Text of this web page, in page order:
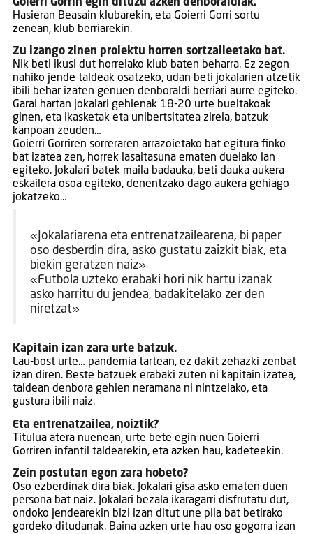
Goierri Gorrin egin dituzu azken denboraldiak.
Hasieran Beasain klubarekin, eta Goierri Gorri sortu
zenean, klub berriarekin.
Zu izango zinen proiektu horren sortzaileetako bat.
Nik beti ikusi dut horrelako klub baten beharra. Ez zegon
nahiko jende taldeak osatzeko, udan beti jokalarien atzetik
ibili behar izaten genuen denboraldi berriari aurre egiteko.
Garai hartan jokalari gehienak 18-20 urte bueltakoak
ginen, eta ikasketak eta unibertsitatea zirela, batzuk
kanpoan zeuden…
Goierri Gorriren sorreraren arrazoietako bat egitura finko
bat izatea zen, horrek lasaitasuna ematen duelako lan
egiteko. Jokalari batek maila badauka, beti dauka aukera
eskailera osoa egiteko, denentzako dago aukera gehiago
jokatzeko…
«Jokalariarena eta entrenatzailearena, bi paper
oso desberdin dira, asko gustatu zaizkit biak, eta
biekin geratzen naiz»
«Futbola uzteko erabaki hori nik hartu izanak
asko harritu du jendea, badakitelako zer den
niretzat»
Kapitain izan zara urte batzuk.
Lau-bost urte… pandemia tartean, ez dakit zehazki zenbat
izan diren. Beste batzuek erabaki zuten ni kapitain izatea,
taldean denbora gehien neramana ni nintzelako, eta
gustura ibili naiz.
Eta entrenatzailea, noiztik?
Titulua atera nuenean, urte bete egin nuen Goierri
Gorriren infantil taldearekin, eta azken hau, kadeteekin.
Zein postutan egon zara hobeto?
Oso ezberdinak dira biak. Jokalari gisa asko ematen duen
persona bat naiz. Jokalari bezala ikaragarri disfrutatu dut,
ondoko jendearekin bizi izan ditut une pila bat betirako
gordeko ditudanak. Baina azken urte hau oso gogorra izan